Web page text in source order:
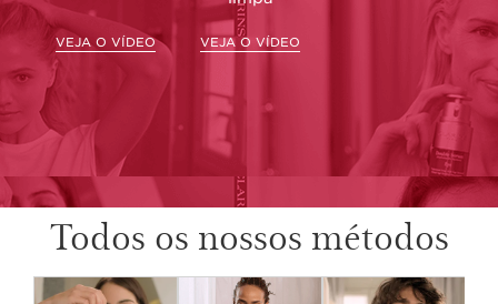
VEJA O VÍDEO VEJA O VÍDEO
Todos os nossos métodos